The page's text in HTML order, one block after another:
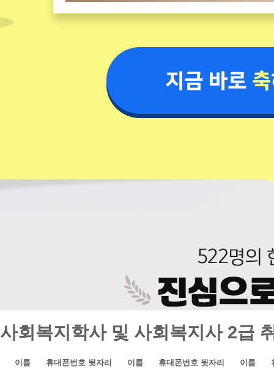
사회복지학사 및 사회복지사 2급
이름 휴대폰번호 뒷자리 이름 휴대폰번호 뒷자리 이름